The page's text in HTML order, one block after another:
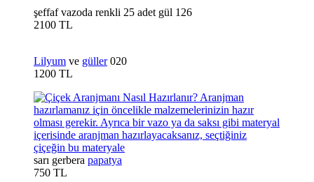
şeffaf vazoda renkli 25 adet gül 126
2100 TL
Lilyum ve güller020
1200 TL
sarı gerbera papatya
750 TL